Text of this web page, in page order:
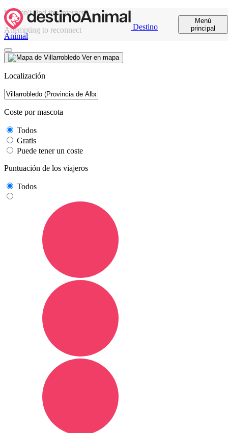
Destino
Animal
Menú
principal
We can't find the internet
Attempting to reconnect
Ver en mapa
Localización
Coste por mascota
Todos
Gratis
Puede tener un coste
Puntuación de los viajeros
Todos